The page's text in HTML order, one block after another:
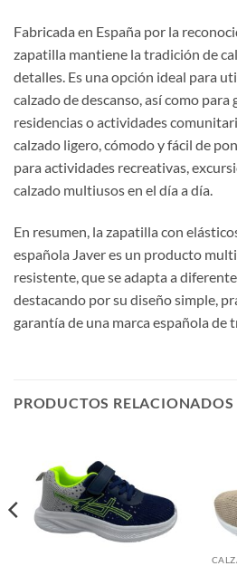
Fabricada en España por la
zapatilla mantiene la tradición de
detalles. Es una opción ideal para
calzado de descanso, así como para
residencias o actividades
calzado ligero, cómodo y fácil de
para actividades recreativas,
calzado multiusos en el día a día.
En resumen, la zapatilla con
española Javer es un producto
resistente, que se adapta a
destacando por su diseño simple,
garantía de una marca española de
PRODUCTOS RELACIONADOS